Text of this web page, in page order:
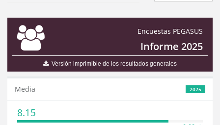
Encuestas PEGASUS
Informe 2025
Versión imprimible de los resultados generales
2025
Media
8.15